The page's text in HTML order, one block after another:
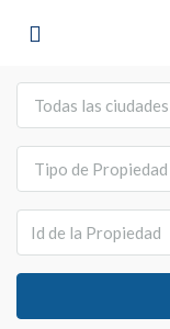
Todas las ciudades
Tipo de Propiedad